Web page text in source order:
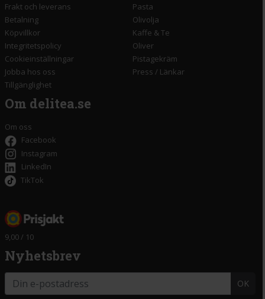
Frakt och leverans
Betalning
Köpvillkor
Integritetspolicy
Cookieinställningar
Jobba hos oss
Tillgänglighet
Pasta
Olivolja
Kaffe & Te
Oliver
Pistagekräm
Press / Länkar
Om delitea.se
Om oss
Facebook
Instagram
LinkedIn
TikTok
9,00 / 10
Nyhetsbrev
OK